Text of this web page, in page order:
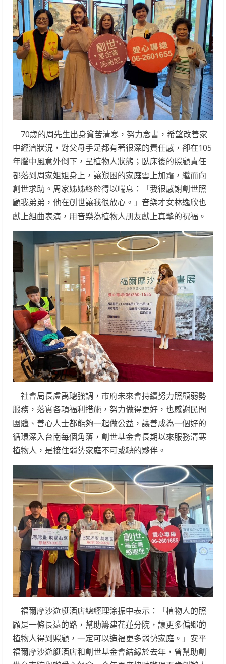
70歲的周先生出身貧苦清寒，努力念書，希望改善家
中經濟狀況，對父母手足都有著很深的責任感，卻在105
年腦中風意外倒下，呈植物人狀態；臥床後的照顧責任
都落到周家姐姐身上，讓艱困的家庭雪上加霜，繼而向
創世求助。周家姊姊終於得以喘息：「我很感謝創世照
顧我弟弟，他在創世讓我很放心。」音樂才女林逸欣也
獻上組曲表演，用音樂為植物人朋友獻上真摯的祝福。
社會局長盧禹璁強調，市府未來會持續努力照顧弱勢
服務，落實各項福利措施，努力做得更好，也感謝民間
團體、善心人士都能夠一起做公益，讓善成為一個好的
循環深入台南每個角落，創世基金會長期以來服務清寒
植物人，是接住弱勢家庭不可或缺的夥伴。
福爾摩沙遊艇酒店總經理涂振中表示：「植物人的照
顧是一條長遠的路，幫助籌建花蓮分院，讓更多偏鄉的
植物人得到照顧，一定可以造福更多弱勢家庭。」安平
福爾摩沙遊艇酒店和創世基金會結緣於去年，曾幫助創